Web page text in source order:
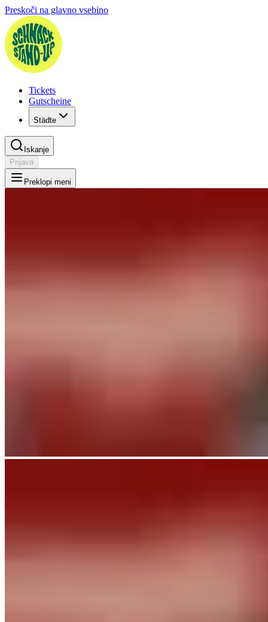
Preskoči na glavno vsebino
Tickets
Gutscheine
Städte
Iskanje
Prijava
Preklopi meni